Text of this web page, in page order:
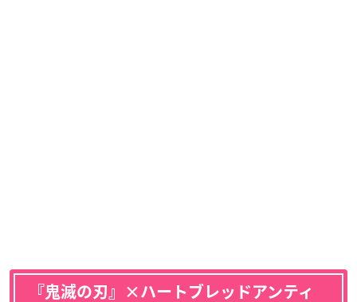
『鬼滅の刃』×ハートブレッドアンティ